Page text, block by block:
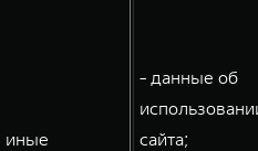
иные
- данные об
сайта;